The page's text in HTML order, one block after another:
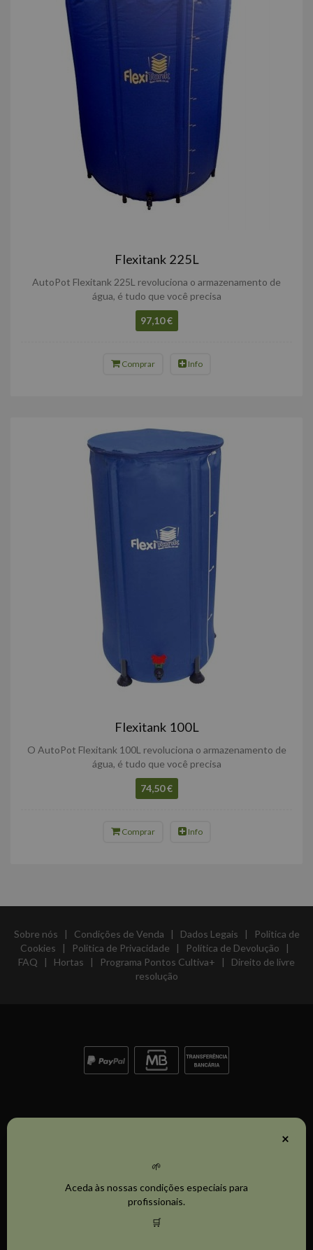
Flexitank 225L
AutoPot Flexitank 225L revoluciona o armazenamento de
água, é tudo que você precisa
97,10 €
Comprar Info
Flexitank 100L
O AutoPot Flexitank 100L revoluciona o armazenamento de
água, é tudo que você precisa
74,50 €
Comprar Info
Sobre nós | Condições de Venda | Dados Legais |
Politica de
Cookies | Politica de Privacidade | Política de Devolução |
FAQ | Hortas | Programa Pontos Cultiva+ | Direito de livre
resolução
os direitos reservados.
Altogagreen, Lda - Ecocenter
Rua Prof Vitor Fontes nº10E 1600-671 Lisboa PT509664520
×
🌱
Aceda às nossas condições especiais para
profissionais.
🛒